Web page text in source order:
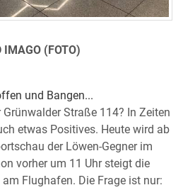
IMAGO (FOTO)
und Bangen...
Straße 114? In Zeiten
etwas Positives. Heute wird ab
der Löwen-Gegner im
vorher um 11 Uhr steigt die
Flughafen. Die Frage ist nur: